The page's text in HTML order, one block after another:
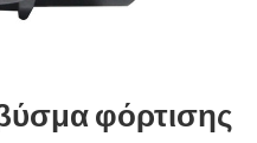
φόρτισης